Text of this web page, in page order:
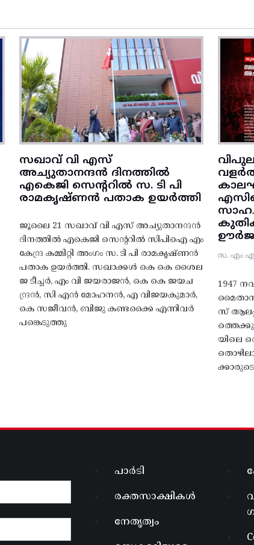
സഖാവ് വി എസ്
അച്യുതാനന്ദൻ ദിനത്തിൽ
എകെജി സെന്ററിൽ സ. ടി പി
രാമകൃഷ്‌ണൻ പതാക ഉയർത്തി
ജൂലൈ 21 സഖാവ് വി എസ് അച്യുതാനന്ദൻ
ദിനത്തിൽ എകെജി സെന്ററിൽ സിപിഐ എം
കേന്ദ്ര കമ്മിറ്റി അംഗം സ. ടി പി രാമകൃഷ്‌ണൻ
പതാക ഉയർത്തി. സഖാക്കൾ കെ കെ ശൈല
ജ ടീച്ചർ, എം വി ജയരാജൻ, കെ കെ ജയച
ന്ദ്രൻ, സി എൻ മോഹനൻ, എ വിജയകുമാർ,
കെ സജീവൻ, ബിജു കണ്ടക്കൈ എന്നിവർ
പങ്കെടുത്തു
സ. എം
1947
സ്
യിലെ
പാർടി
രക്തസാക്ഷികൾ
നേതൃത്വം